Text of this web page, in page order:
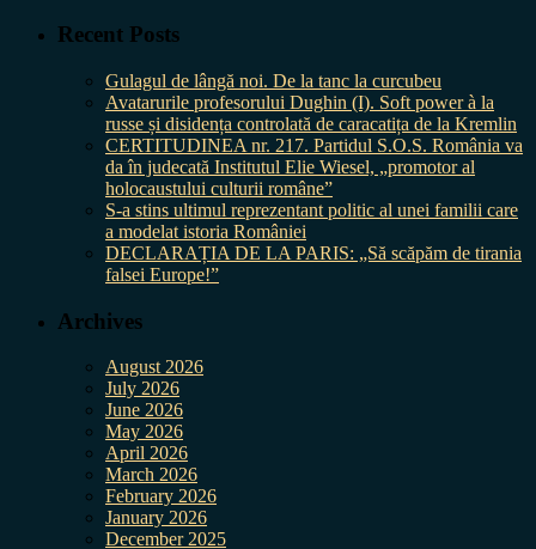
Recent Posts
Gulagul de lângă noi. De la tanc la curcubeu
Avatarurile profesorului Dughin (I). Soft power à la
russe și disidența controlată de caracatița de la Kremlin
CERTITUDINEA nr. 217. Partidul S.O.S. România va
da în judecată Institutul Elie Wiesel, „promotor al
holocaustului culturii române”
S-a stins ultimul reprezentant politic al unei familii care
a modelat istoria României
DECLARAȚIA DE LA PARIS: „Să scăpăm de tirania
falsei Europe!”
Archives
August 2026
July 2026
June 2026
May 2026
April 2026
March 2026
February 2026
January 2026
December 2025